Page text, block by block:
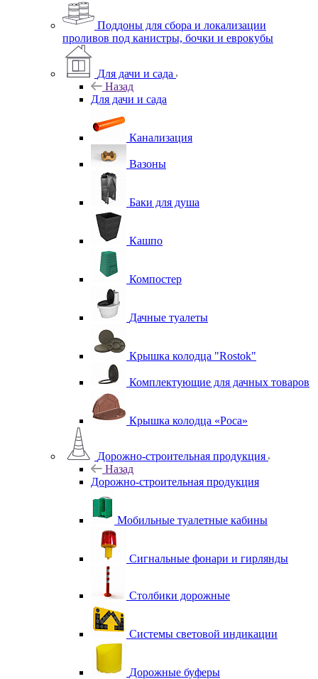
Поддоны для сбора и локализации
проливов под канистры, бочки и еврокубы
Для дачи и сада
Назад
Для дачи и сада
Канализация
Вазоны
Баки для душа
Кашпо
Компостер
Дачные туалеты
Крышка колодца "Rostok"
Комплектующие для дачных товаров
Крышка колодца «Роса»
Дорожно-строительная продукция
Назад
Дорожно-строительная продукция
Мобильные туалетные кабины
Сигнальные фонари и гирлянды
Столбики дорожные
Системы световой индикации
Дорожные буферы